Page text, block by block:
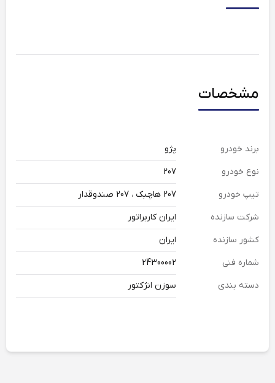
مشخصات
برند خودرو
پژو
نوع خودرو
207
تیپ خودرو
207 هاچبک ، 207 صندوقدار
شرکت سازنده
ایران کاربراتور
کشور سازنده
ایران
شماره فنی
24300002
دسته بندی
سوزن انژکتور